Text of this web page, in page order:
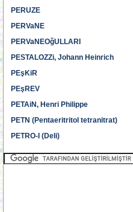
PERUZE
PERVaNE
PERVaNEOğULLARI
PESTALOZZi, Johann Heinrich
PEşKiR
PEşREV
PETAiN, Henri Philippe
PETN (Pentaeritritol tetranitrat)
PETRO-I (Deli)